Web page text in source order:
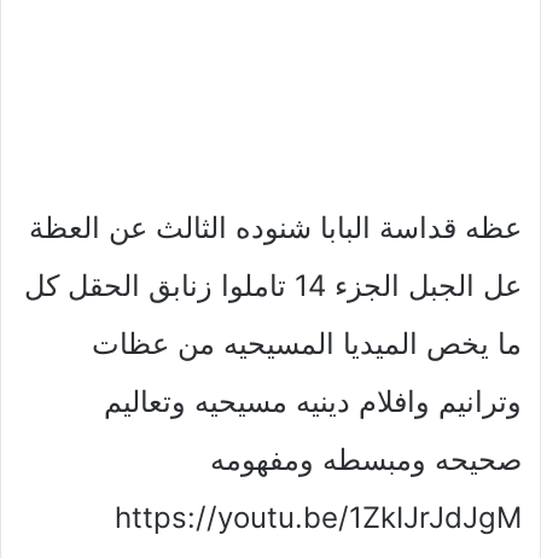
عظه قداسة البابا شنوده الثالث عن العظة
عل الجبل الجزء 14 تاملوا زنابق الحقل كل
ما يخص الميديا المسيحيه من عظات
وترانيم وافلام دينيه مسيحيه وتعاليم
صحيحه ومبسطه ومفهومه
https://youtu.be/1ZkIJrJdJgM